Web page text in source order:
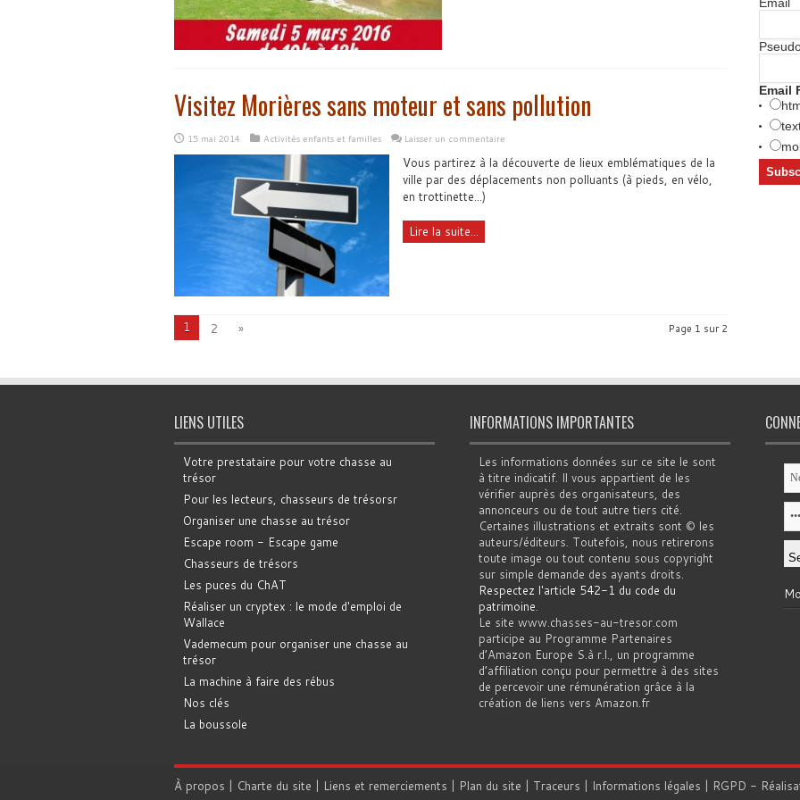
Visitez Morières sans moteur et sans pollution
15 mai 2014 Activités enfants et familles Laisser un commentaire
Vous partirez à la découverte de lieux emblématiques de la
ville par des déplacements non polluants (à pieds, en vélo,
en trottinette...)
Lire la suite...
Page 1 sur 2
1 2 »
Email
LIENS UTILES
Votre prestataire pour votre chasse au
trésor
Pour les lecteurs, chasseurs de trésorsr
Organiser une chasse au trésor
Escape room - Escape game
Chasseurs de trésors
Les puces du ChAT
Réaliser un cryptex : le mode d'emploi de
Wallace
Vademecum pour organiser une chasse au
trésor
La machine à faire des rébus
Nos clés
La boussole
INFORMATIONS IMPORTANTES
Les informations données sur ce site le sont
à titre indicatif. Il vous appartient de les
vérifier auprès des organisateurs, des
annonceurs ou de tout autre tiers cité.
Certaines illustrations et extraits sont © les
auteurs/éditeurs. Toutefois, nous retirerons
toute image ou tout contenu sous copyright
sur simple demande des ayants droits.
Respectez l'article 542-1 du code du
patrimoine.
Le site www.chasses-au-tresor.com
participe au Programme Partenaires
d’Amazon Europe S.à r.l., un programme
d’affiliation conçu pour permettre à des sites
de percevoir une rémunération grâce à la
création de liens vers Amazon.fr
À propos Charte du site Liens et remerciements Plan du site Traceurs Informations légales RGPD -